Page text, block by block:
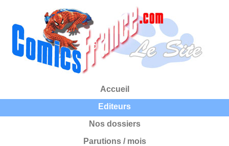
Accueil
Editeurs
Nos dossiers
Parutions / mois